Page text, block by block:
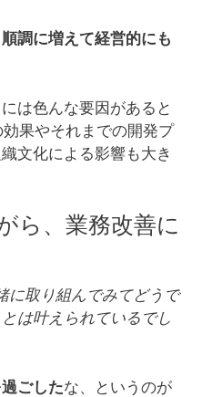
調に増えて経営的にも
は色んな要因があると
果やそれまでの開発プ
文化による影響も大き
ら、業務改善に
に取り組んでみてどうで
は叶えられているでし
ごしたな、というのが